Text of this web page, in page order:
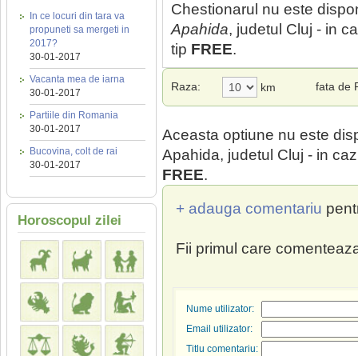
In ce locuri din tara va
propuneti sa mergeti in
2017?
30-01-2017
Vacanta mea de iarna
30-01-2017
Partiile din Romania
30-01-2017
Bucovina, colt de rai
30-01-2017
Horoscopul zilei
Chestionarul nu este
Apahida, judetul Cluj - in
tip FREE.
Raza: km fata de
Aceasta optiune nu este
Apahida, judetul Cluj - in
FREE.
+ adauga comentariu
Fii primul care
Nume utilizator:
Email utilizator:
Titlu comentariu: